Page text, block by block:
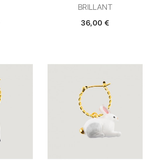
BRILLANT
36,00 €